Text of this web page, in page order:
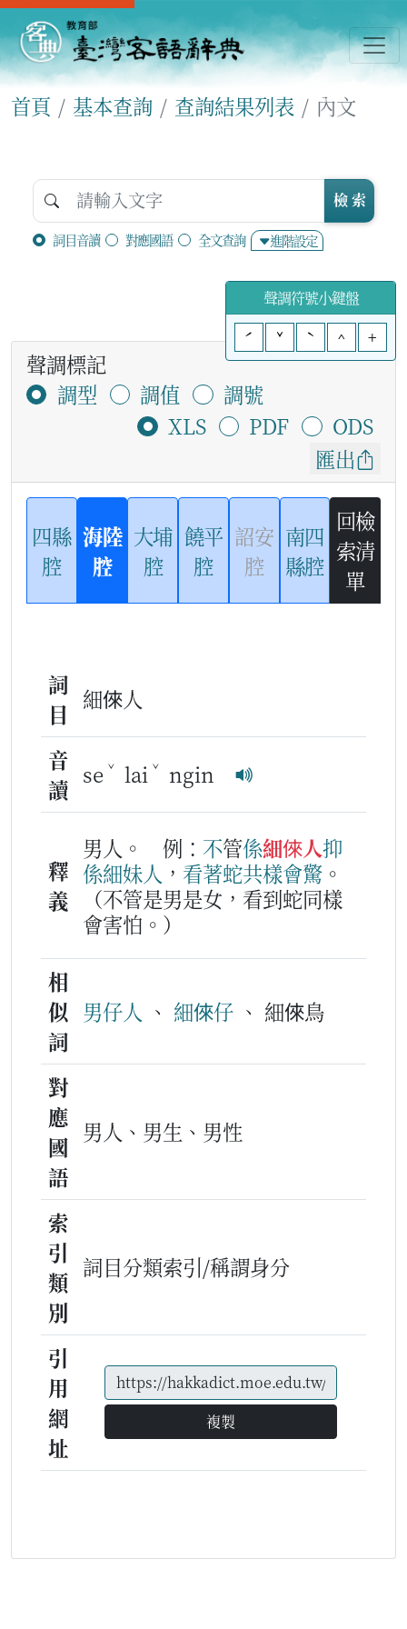
首頁 基本查詢 查詢結果列表 內文
詞目音讀 對應國語 全文查詢 進階設定
檢 索
聲調符號小鍵盤
ˊ
ˇ ˋ ^ +
聲調標記
調型
調值
調號
XLS
PDF
ODS
匯出
四縣
腔
海陸
腔
大埔
腔
饒平
腔
詔安
腔
南四
縣腔
回檢
索清
單
詞
目
細倈人
音
讀
se ˇ lai ˇ ngin
釋
義
男人。 例： 不管係細倈人抑
係細妹人 ， 看著蛇共樣會驚 。
（不管是男是女，看到蛇同樣
會害怕。）
相
似
詞
男仔人 、 細倈仔 、 細倈鳥
對
應
國
語
男人、男生、男性
索
引
類
別
詞目分類索引/稱謂身分
引
用
網
址
複製